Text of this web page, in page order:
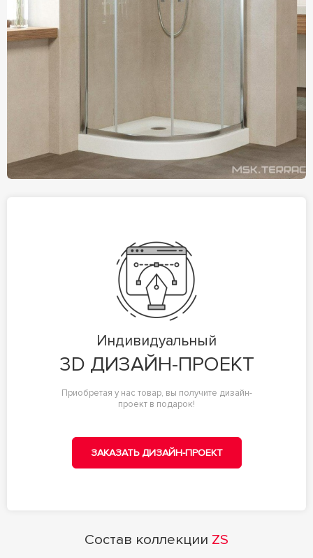
Индивидуальный
3D ДИЗАЙН-ПРОЕКТ
Приобретая у нас товар, вы получите дизайн-
проект в подарок!
ЗАКАЗАТЬ ДИЗАЙН-ПРОЕКТ
Состав коллекции ZS